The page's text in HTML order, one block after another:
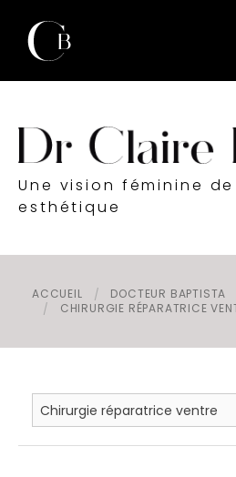
DOCTEUR BAPTISTA
CHIRURGIE MAMMAIRE
CHIRURGIE DU VISAGE
CHIRURGIE DE LA SILHOUETTE
CHIRURGIE INTIME
MÉDECINE ESTHÉTIQUE
RENDEZ-VOUS
Une vision féminine
esthétique
ACCUEIL DOCTEUR BAPTISTA
CHIRURGIE RÉPARATRICE